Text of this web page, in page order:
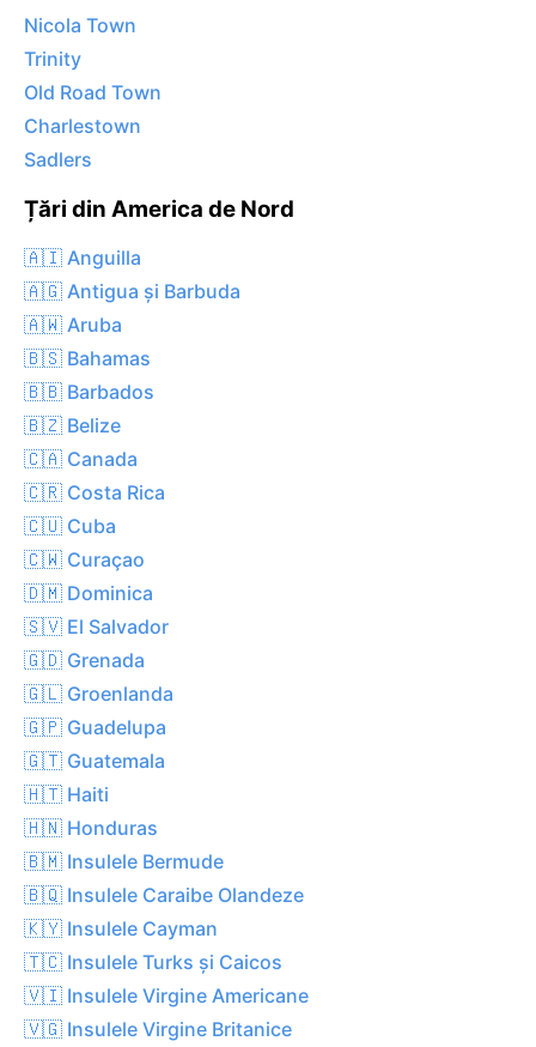
Nicola Town
Trinity
Old Road Town
Charlestown
Sadlers
Țări din America de Nord
🇦🇮 Anguilla
🇦🇬 Antigua și Barbuda
🇦🇼 Aruba
🇧🇸 Bahamas
🇧🇧 Barbados
🇧🇿 Belize
🇨🇦 Canada
🇨🇷 Costa Rica
🇨🇺 Cuba
🇨🇼 Curaçao
🇩🇲 Dominica
🇸🇻 El Salvador
🇬🇩 Grenada
🇬🇱 Groenlanda
🇬🇵 Guadelupa
🇬🇹 Guatemala
🇭🇹 Haiti
🇭🇳 Honduras
🇧🇲 Insulele Bermude
🇧🇶 Insulele Caraibe Olandeze
🇰🇾 Insulele Cayman
🇹🇨 Insulele Turks și Caicos
🇻🇮 Insulele Virgine Americane
🇻🇬 Insulele Virgine Britanice